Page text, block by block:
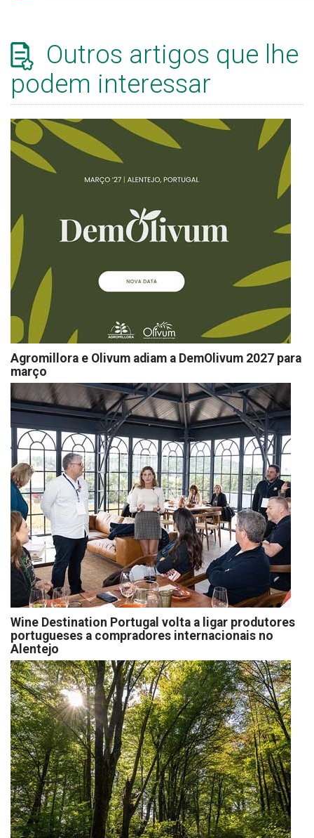
Outros artigos que lhe
podem interessar
Agromillora e Olivum adiam a DemOlivum 2027 para
março
Wine Destination Portugal volta a ligar produtores
portugueses a compradores internacionais no
Alentejo